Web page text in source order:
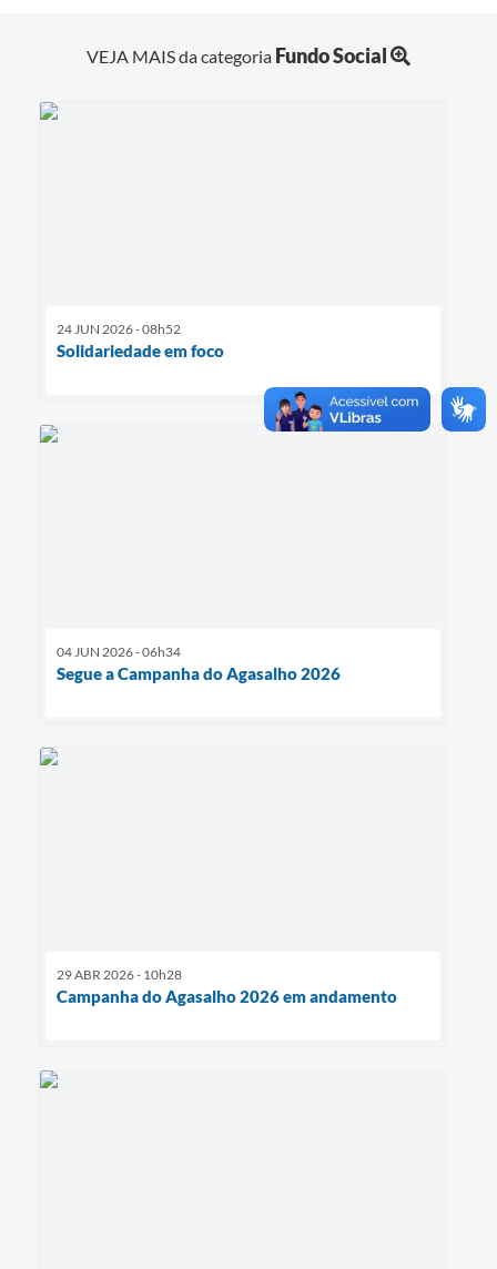
VEJA MAIS da categoria Fundo Social
24 JUN 2026 - 08h52
Solidariedade em foco
04 JUN 2026 - 06h34
Segue a Campanha do Agasalho 2026
29 ABR 2026 - 10h28
Campanha do Agasalho 2026 em andamento